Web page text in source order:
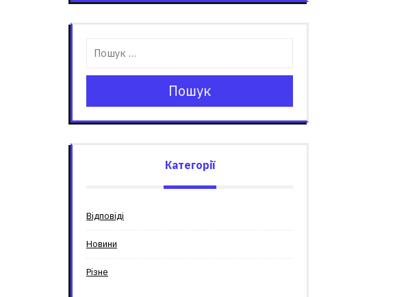
Пошук
Категорії
Відповіді
Новини
Різне